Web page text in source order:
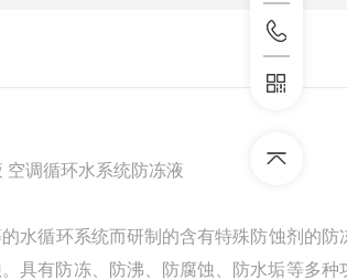
空调循环水系统防冻液
水循环系统而研制的含有特殊防蚀剂的防
具有防冻、防沸、防腐蚀、防水垢等多种